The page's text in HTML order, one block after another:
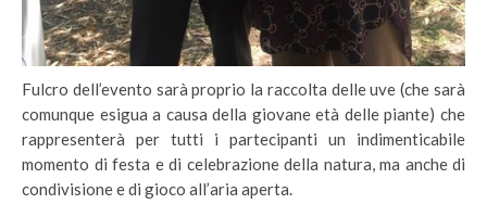
Fulcro dell’evento sarà proprio la raccolta delle uve (che sarà
comunque esigua a causa della giovane età delle piante) che
rappresenterà per tutti i partecipanti un indimenticabile
momento di festa e di celebrazione della natura, ma anche di
condivisione e di gioco all’aria aperta.